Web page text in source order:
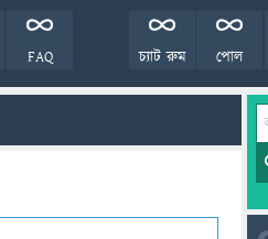
FAQ পোল
চ্যাট রুম